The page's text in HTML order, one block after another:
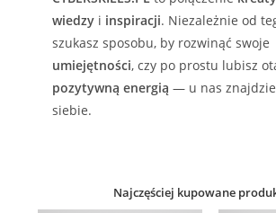
wiedzy i inspiracji. Niezależnie od
szukasz sposobu, by rozwinąć swoje
umiejętności, czy po prostu lubisz
pozytywną energią — u nas
siebie.
Najczęściej kupowane